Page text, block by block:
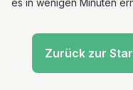
es in wenigen Minuten
Zurück zur